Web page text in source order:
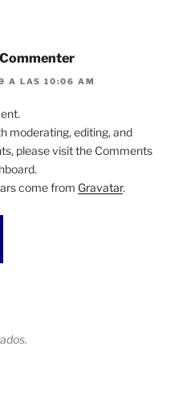
A LAS 10:06 AM
moderating, editing, and
please visit the Comments
come from Gravatar.